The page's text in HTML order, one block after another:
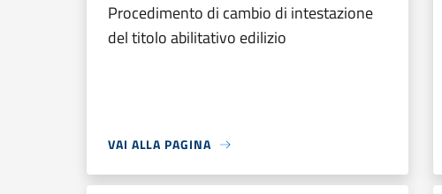
Procedimento di cambio di intestazione
del titolo abilitativo edilizio
VAI ALLA PAGINA